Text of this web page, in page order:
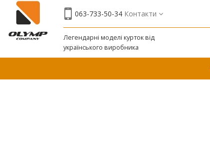
063-733-50-34 Контакти
Легендарні моделі курток від
українського виробника